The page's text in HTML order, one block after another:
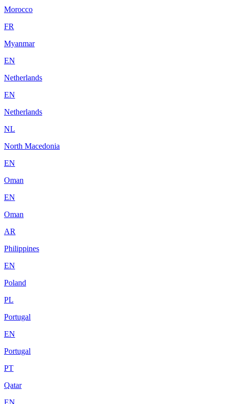
Morocco
FR
Myanmar
EN
Netherlands
EN
Netherlands
NL
North Macedonia
EN
Oman
EN
Oman
AR
Philippines
EN
Poland
PL
Portugal
EN
Portugal
PT
Qatar
EN